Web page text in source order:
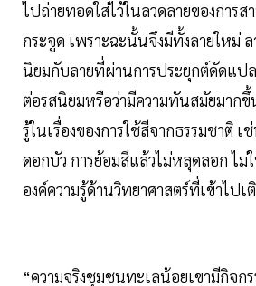
ไปถ่ายทอดใส่ไว้ในลวดลายของการ
กระจูด เพราะฉะนั้นจึงมีทั้งลายใหม่
นิยมกับลายที่ผ่านการประยุกต์ดัดแป
ต่อรสนิยมหรือว่ามีความทันสมัยมากขึ้
รู้ในเรื่องของการใช้สีจากธรรมชาติ
ดอกบัว การย้อมสีแล้วไม่หลุดลอก ไม่
องค์ความรู้ด้านวิทยาศาสตร์ที่เข้าไปเ
“ความจริงชุมชนทะเลน้อยเขามีกิจก